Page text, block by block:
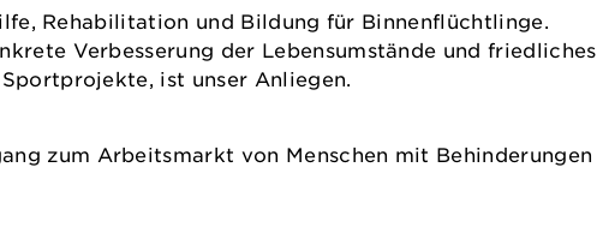
Rehabilitation und Bildung für Binnenflüchtlinge.
Verbesserung der Lebensumstände und friedliches
ist unser Anliegen.
zum Arbeitsmarkt von Menschen mit Behinderungen